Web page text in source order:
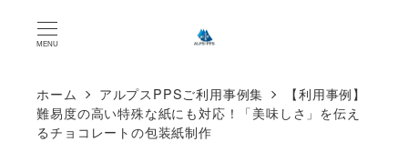
MENU
ホーム アルプスPPSご利用事例集
【利用事例】
難易度の高い特殊な紙にも対応！「美味しさ」を伝え
るチョコレートの包装紙制作